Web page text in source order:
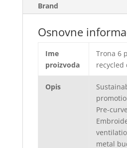
Brand
Osnovne
Ime
proizvoda
Trona 6
recycled
Opis
Pre-
metal